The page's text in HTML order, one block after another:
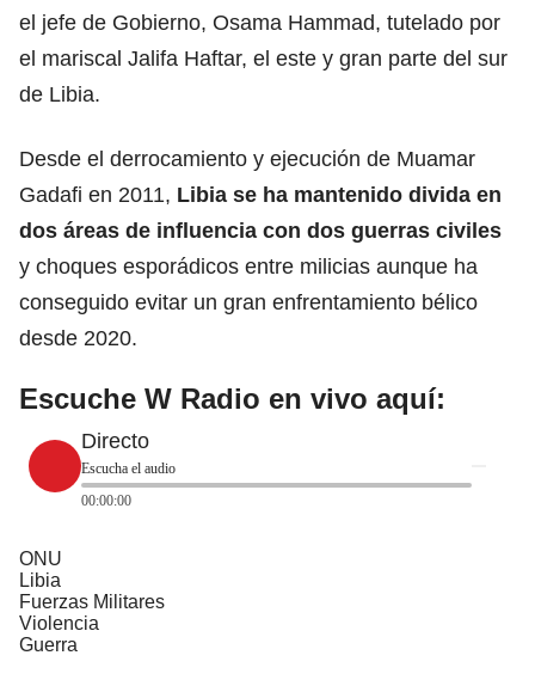
el jefe de Gobierno, Osama Hammad, tutelado por
el mariscal Jalifa Haftar, el este y gran parte del sur
de Libia.
Desde el derrocamiento y ejecución de Muamar
Gadafi en 2011, Libia se ha mantenido divida en
dos áreas de influencia con dos guerras civiles
y choques esporádicos entre milicias aunque ha
conseguido evitar un gran enfrentamiento bélico
desde 2020.
Escuche W Radio en vivo aquí:
Directo
Escucha el audio
00:00:00
ONU
Libia
Fuerzas Militares
Violencia
Guerra